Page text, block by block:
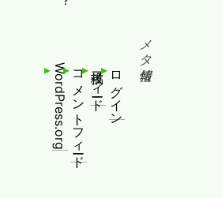
メタ情報
ログイン
投稿フィード
コメントフィード
WordPress.org